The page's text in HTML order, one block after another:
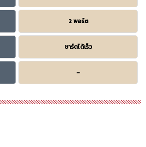
2 พอร์ต
ชาร์ตได้เร็ว
–